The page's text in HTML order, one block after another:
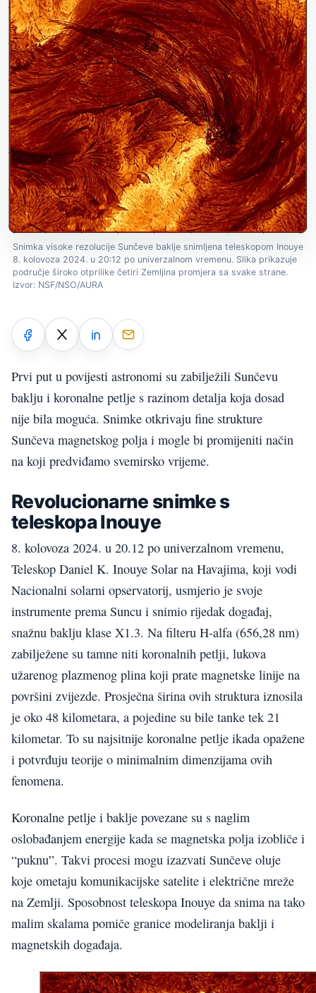
Snimka visoke rezolucije Sunčeve baklje snimljena teleskopom Inouye
8. kolovoza 2024. u 20:12 po univerzalnom vremenu. Slika prikazuje
područje široko otprilike četiri Zemljina promjera sa svake strane.
Izvor: NSF/NSO/AURA
Prvi put u povijesti astronomi su zabilježili Sunčevu
baklju i koronalne petlje s razinom detalja koja dosad
nije bila moguća. Snimke otkrivaju fine strukture
Sunčeva magnetskog polja i mogle bi promijeniti način
na koji predviđamo svemirsko vrijeme.
Revolucionarne snimke s
teleskopa Inouye
8. kolovoza 2024. u 20.12 po univerzalnom vremenu,
Teleskop Daniel K. Inouye Solar na Havajima, koji vodi
Nacionalni solarni opservatorij, usmjerio je svoje
instrumente prema Suncu i snimio rijedak događaj,
snažnu baklju klase X1.3. Na filteru H-alfa (656,28 nm)
zabilježene su tamne niti koronalnih petlji, lukova
užarenog plazmenog plina koji prate magnetske linije na
površini zvijezde. Prosječna širina ovih struktura iznosila
je oko 48 kilometara, a pojedine su bile tanke tek 21
kilometar. To su najsitnije koronalne petlje ikada opažene
i potvrđuju teorije o minimalnim dimenzijama ovih
fenomena.
Koronalne petlje i baklje povezane su s naglim
oslobađanjem energije kada se magnetska polja izobliče i
“puknu”. Takvi procesi mogu izazvati Sunčeve oluje
koje ometaju komunikacijske satelite i električne mreže
na Zemlji. Sposobnost teleskopa Inouye da snima na tako
malim skalama pomiče granice modeliranja baklji i
magnetskih događaja.